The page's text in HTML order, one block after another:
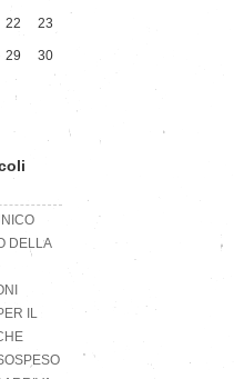
22 23
29 30
DELLA
IL